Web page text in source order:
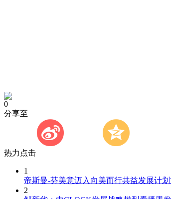
0
分享至
热力点击
1
帝斯曼-芬美意迈入向美而行共益发展计
2